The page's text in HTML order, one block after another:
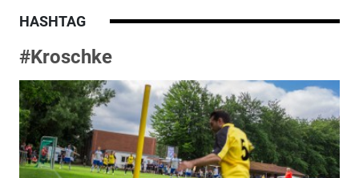
HASHTAG
#Kroschke